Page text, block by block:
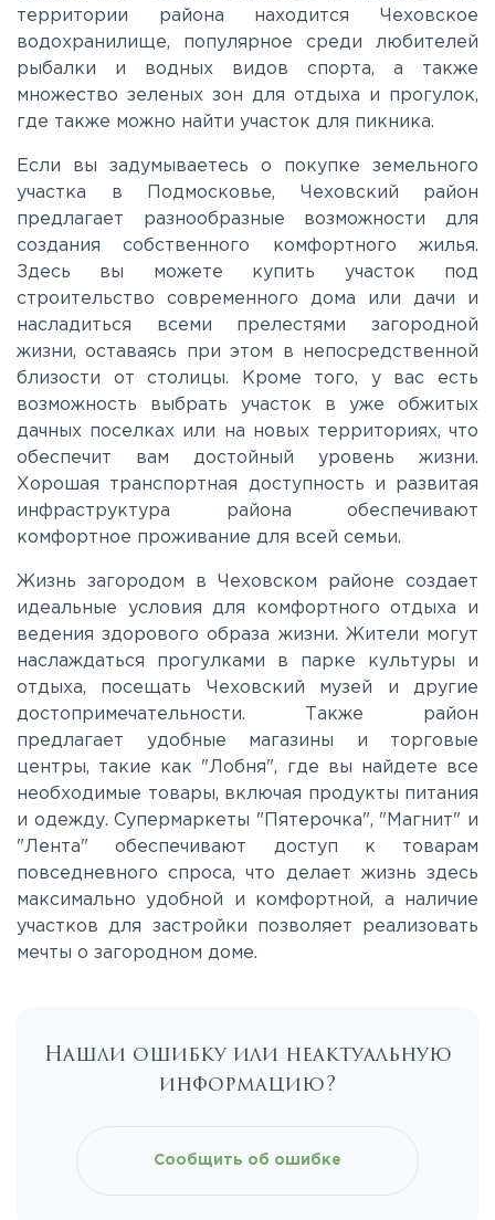
Минское
Можайское
Новорижское
Новорязанское
Носовихинское
Рогачёвское
Таракановское
Щелковское
Ярославское
территории района находится Чеховское
водохранилище, популярное среди любителей
рыбалки и водных видов спорта, а также
множество зеленых зон для отдыха и прогулок,
где также можно найти участок для пикника.
Если вы задумываетесь о покупке земельного
участка в Подмосковье, Чеховский район
предлагает разнообразные возможности для
создания собственного комфортного жилья.
Здесь вы можете купить участок под
строительство современного дома или дачи и
насладиться всеми прелестями загородной
жизни, оставаясь при этом в непосредственной
близости от столицы. Кроме того, у вас есть
возможность выбрать участок в уже обжитых
дачных поселках или на новых территориях, что
обеспечит вам достойный уровень жизни.
Хорошая транспортная доступность и развитая
инфраструктура района обеспечивают
комфортное проживание для всей семьи.
Жизнь загородом в Чеховском районе создает
идеальные условия для комфортного отдыха и
ведения здорового образа жизни. Жители могут
наслаждаться прогулками в парке культуры и
отдыха, посещать Чеховский музей и другие
достопримечательности. Также район
предлагает удобные магазины и торговые
центры, такие как "Лобня", где вы найдете все
необходимые товары, включая продукты питания
и одежду. Супермаркеты "Пятерочка", "Магнит" и
"Лента" обеспечивают доступ к товарам
повседневного спроса, что делает жизнь здесь
максимально удобной и комфортной, а наличие
участков для застройки позволяет реализовать
мечты о загородном доме.
Нашли ошибку или неактуальную
информацию?
Сообщить об ошибке